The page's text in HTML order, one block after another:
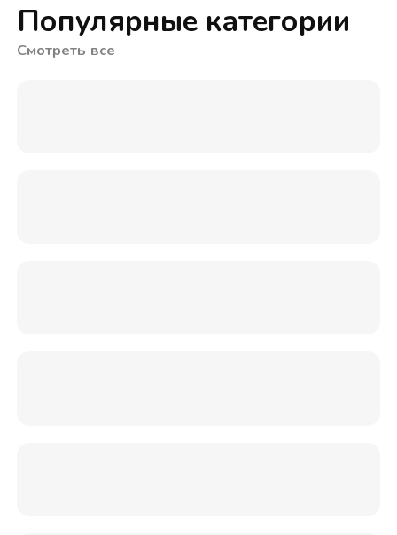
Популярные категории
Смотреть все